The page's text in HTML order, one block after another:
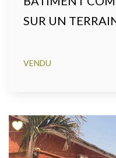
SUR UN
VENDU